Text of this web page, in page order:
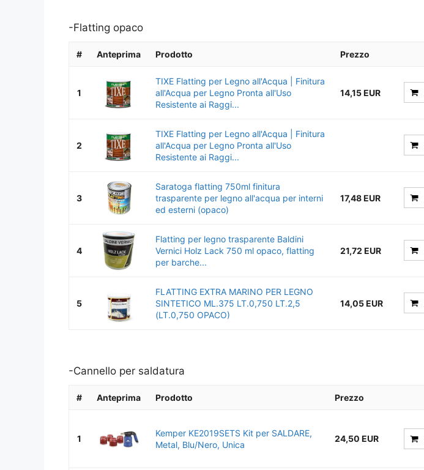
-Flatting opaco
# Anteprima Prodotto Prezzo
1
TIXE Flatting per Legno all'Acqua | Finitura
all'Acqua per Legno Pronta all'Uso
Resistente ai Raggi...
14,15 EUR
2
TIXE Flatting per Legno all'Acqua | Finitura
all'Acqua per Legno Pronta all'Uso
Resistente ai Raggi...
3
Saratoga flatting 750ml finitura
trasparente per legno all'acqua per interni
ed esterni (opaco)
17,48 EUR
4
Flatting per legno trasparente Baldini
Vernici Holz Lack 750 ml opaco, flatting
per barche...
21,72 EUR
5
FLATTING EXTRA MARINO PER LEGNO
SINTETICO ML.375 LT.0,750 LT.2,5
(LT.0,750 OPACO)
14,05 EUR
-Cannello per saldatura
# Anteprima Prodotto Prezzo
1
Kemper KE2019SETS Kit per SALDARE,
Metal, Blu/Nero, Unica
24,50 EUR